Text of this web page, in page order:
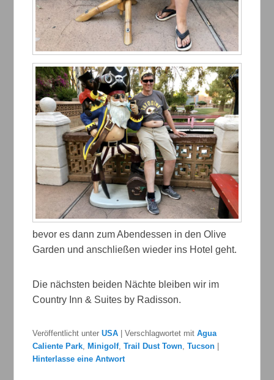
bevor es dann zum Abendessen in den Olive
Garden und anschließen wieder ins Hotel geht.
Die nächsten beiden Nächte bleiben wir im
Country Inn & Suites by Radisson.
Veröffentlicht unter USA |Verschlagwortet mit Agua
Caliente Park, Minigolf,Trail Dust Town,Tucson
Hinterlasse eine Antwort